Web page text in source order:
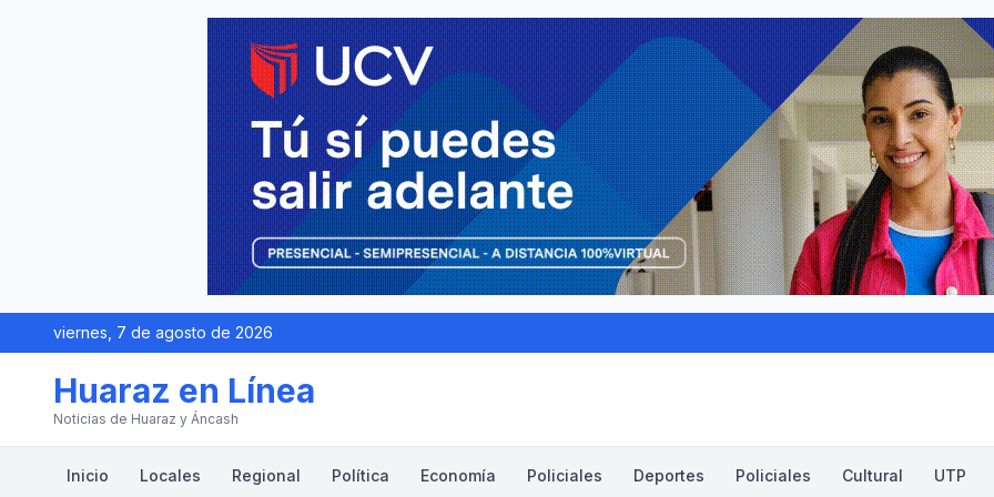
viernes, 7 de agosto de 2026
Huaraz en Línea
Noticias de Huaraz y Áncash
Inicio Locales Regional Política Economía Policiales Deportes Policiales Cultural UTP